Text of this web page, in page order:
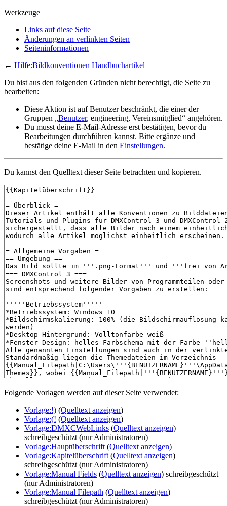
Werkzeuge
Links auf diese Seite
Änderungen an verlinkten Seiten
Seiten­­informationen
← Hilfe:Bildkonventionen Handbuchartikel
Du bist aus den folgenden Gründen nicht berechtigt, die Seite zu
bearbeiten:
Diese Aktion ist auf Benutzer beschränkt, die einer der
Gruppen „Benutzer, engineering, Vereinsmitglied“ angehören.
Du musst deine E-Mail-Adresse erst bestätigen, bevor du
Bearbeitungen durchführen kannst. Bitte ergänze und
bestätige deine E-Mail in den Einstellungen.
Du kannst den Quelltext dieser Seite betrachten und kopieren.
Folgende Vorlagen werden auf dieser Seite verwendet:
Vorlage:!) (Quelltext anzeigen)
Vorlage:(! (Quelltext anzeigen)
Vorlage:DMXCWebLinks (Quelltext anzeigen)
schreibgeschützt (nur Administratoren)
Vorlage:Hauptüberschrift (Quelltext anzeigen)
Vorlage:Kapitelüberschrift (Quelltext anzeigen)
schreibgeschützt (nur Administratoren)
Vorlage:Manual Fields (Quelltext anzeigen) schreibgeschützt
(nur Administratoren)
Vorlage:Manual Filepath (Quelltext anzeigen)
schreibgeschützt (nur Administratoren)